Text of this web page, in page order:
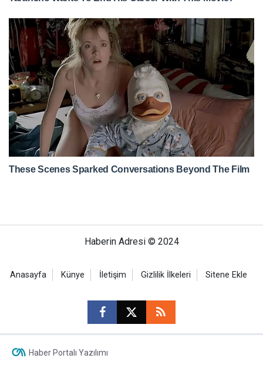
Haberin Adresi © 2024
Anasayfa Künye İletişim Gizlilik İlkeleri Sitene Ekle
Haber Portalı Yazılımı